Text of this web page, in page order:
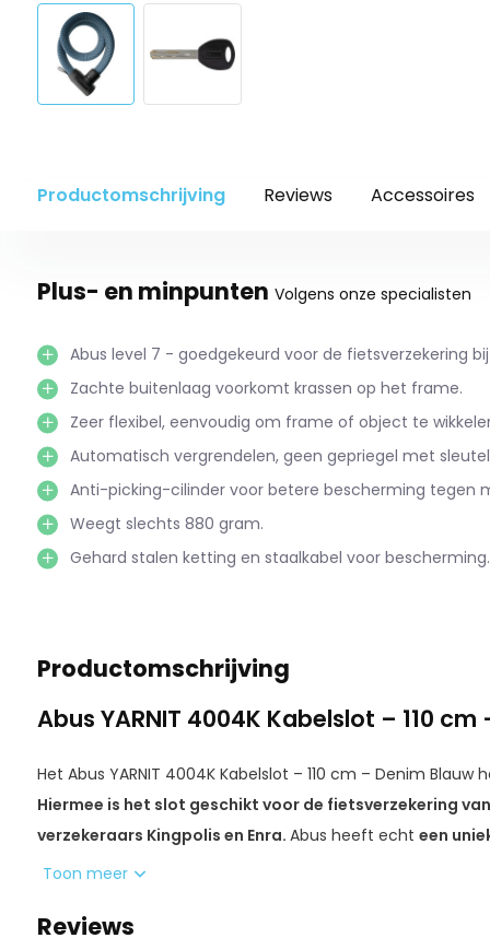
Productomschrijving Reviews Accessoires
Plus- en minpunten Volgens onze specialisten
Abus level 7 - goedgekeurd voor de fietsverzekering bij
Zachte buitenlaag voorkomt krassen op het frame.
Zeer flexibel, eenvoudig om frame of object te
Automatisch vergrendelen, geen gepriegel met
Anti-picking-cilinder voor betere bescherming tegen
Weegt slechts 880 gram.
Gehard stalen ketting en staalkabel voor bescherming.
Productomschrijving
Abus YARNIT 4004K Kabelslot – 110
Het Abus YARNIT 4004K Kabelslot – 110 cm – Denim Blauw
Hiermee is het slot geschikt voor de fietsverzekering
verzekeraars Kingpolis en Enra. Abus heeft echt een
flexibel, licht (slechts 880 gram) en toch super veilig is.
bij dit Abus slot dus niet.
Toon meer
Reviews